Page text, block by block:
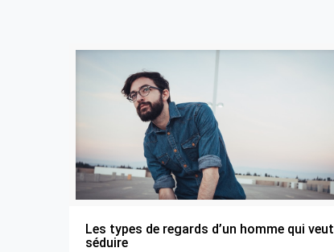
Les types de regards d’un homme qui veut
séduire